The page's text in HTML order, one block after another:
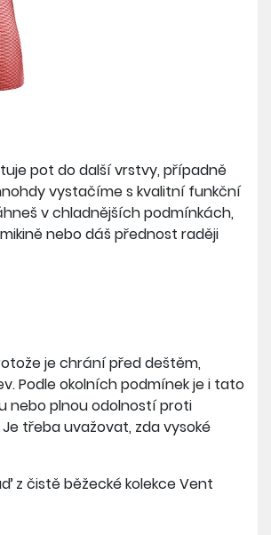
pot do další vrstvy, případně
vystačíme s kvalitní funkční
v chladnějších podmínkách,
nebo dáš přednost raději
je chrání před deštěm,
Podle okolních podmínek je i tato
nebo plnou odolností proti
třeba uvažovat, zda vysoké
z čistě běžecké kolekce Vent